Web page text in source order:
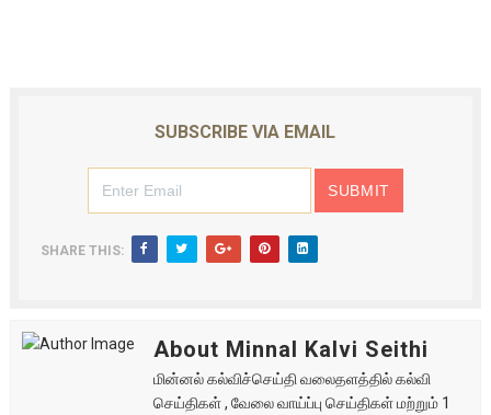
SUBSCRIBE VIA EMAIL
SHARE THIS:
About Minnal Kalvi Seithi
மின்னல் கல்விச்செய்தி வலைதளத்தில் கல்வி
செய்திகள் , வேலை வாய்ப்பு செய்திகள் மற்றும் 1